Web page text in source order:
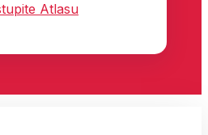
Atlasu